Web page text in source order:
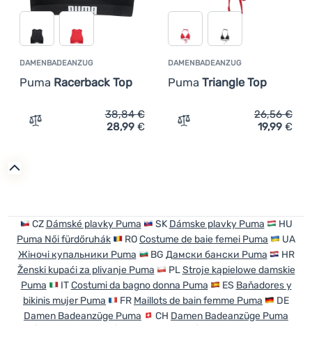
DAMENBADEANZUG
Puma Racerback Top
Zum Vergleich 'Damenbadeanzug Puma Racerback Top'
38,84€
28,99 €
DAMENBADEANZUG
Puma Triangle Top
Zum Vergleich
26,56€
19,99 €
CZ Dámské plavky Puma SK Dámske plavky Puma
HU
Puma Női fürdőruhák
ROCostume de baie femei Puma
UA
Жіночі купальники Puma
BG Дамски бански Puma
HR
Ženski kupaći za plivanje Puma
PLStroje kąpielowe damskie
Puma
ITCostumi da bagno donna Puma ES Baňadores y
bikinis mujer Puma
FR Maillots de bain femme Puma
DE
Damen Badeanzüge Puma
CH Damen Badeanzüge Puma